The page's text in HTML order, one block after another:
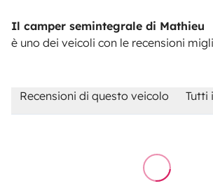
Il camper semintegrale di Mathieu
è uno dei veicoli con le recensioni
Recensioni di questo veicolo Tutti